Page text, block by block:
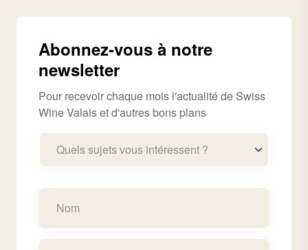
Abonnez-vous à notre
newsletter
Pour recevoir chaque mois l'actualité de Swiss
Wine Valais et d'autres bons plans
Quels sujets vous intéressent ?